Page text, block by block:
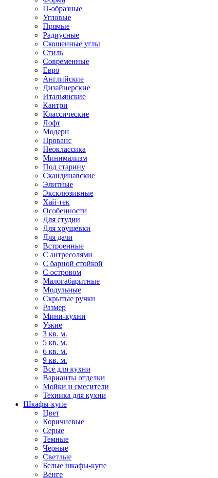
П-образные
Угловые
Прямые
Радиусные
Скошенные углы
Стиль
Современные
Евро
Английские
Дизайнерские
Итальянские
Кантри
Классические
Лофт
Модерн
Прованс
Неоклассика
Минимализм
Под старину
Скандинавские
Элитные
Эксклюзивные
Хай-тек
Особенности
Для студии
Для хрущевки
Для дачи
Встроенные
С антресолями
С барной стойкой
С островом
Малогабаритные
Модульные
Скрытые ручки
Размер
Мини-кухни
Узкие
3 кв. м.
5 кв. м.
6 кв. м.
9 кв. м.
Все для кухни
Варианты отделки
Мойки и смесители
Техника для кухни
Шкафы-купе
Цвет
Коричневые
Серые
Темные
Черные
Светлые
Белые шкафы-купе
Венге